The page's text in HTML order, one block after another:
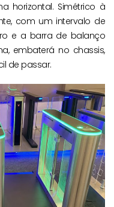
horizontal. Simétrico à
com um intervalo de
e a barra de balanço
embaterá no chassis,
de passar.